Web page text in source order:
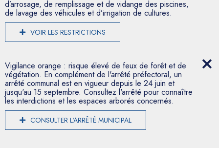
d’arrosage, de remplissage et de vidange des piscines,
de lavage des véhicules et d’irrigation de cultures.
VOIR LES RESTRICTIONS
Vigilance orange : risque élevé de feux de forêt et de
végétation. En complément de l'arrêté préfectoral, un
arrêté communal est en vigueur depuis le 24 juin et
jusqu'au 15 septembre. Consultez l'arrêté pour connaître
les interdictions et les espaces arborés concernés.
CONSULTER L'ARRÊTÉ MUNICIPAL